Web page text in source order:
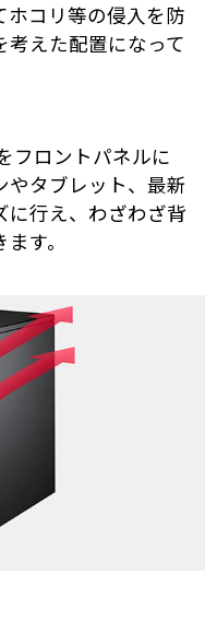
ホコリ等の侵入を防
考えた配置になって
フロントパネルに
やタブレット、最新
に行え、わざわざ背
す。